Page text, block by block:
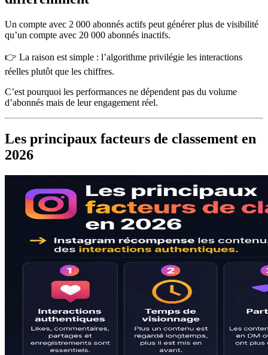
Un compte avec 2 000 abonnés actifs peut générer plus de visibilité
qu’un compte avec 20 000 abonnés inactifs.
👉 La raison est simple : l’algorithme privilégie les interactions
réelles plutôt que les chiffres.
C’est pourquoi les performances ne dépendent pas du volume
d’abonnés mais de leur engagement réel.
Les principaux facteurs de classement en
2026